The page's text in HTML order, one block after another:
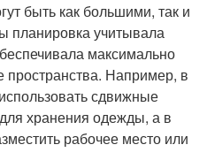
быть как большими, так и
планировка учитывала
максимально
пространства. Например, в
сдвижные
хранения одежды, а в
рабочее место или